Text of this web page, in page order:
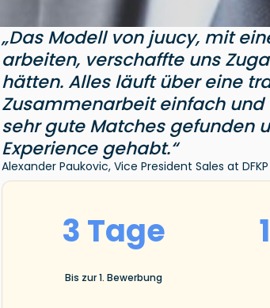
„Das Modell von juucy, mit
arbeiten, verschaffte uns
hätten. Alles läuft über eine
Zusammenarbeit einfach
sehr gute Matches gefunden
Experience gehabt.“
Alexander Paukovic, Vice President Sales at DFKP
3 Tage
Bis zur 1. Bewerbung